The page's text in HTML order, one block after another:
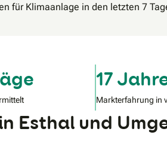
für Klimaanlage in den letzten 7
17
Markterfahrung in
Esthal und